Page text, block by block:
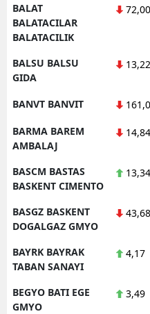
BALAT
BALATACILAR
BALATACILIK
72,00
BALSU BALSU
GIDA
13,22
BANVT BANVIT
BARMA BAREM
AMBALAJ
14,84
BASCM BASTAS
BASKENT CIMENTO
13,34
BASGZ BASKENT
DOGALGAZ GMYO
43,68
BAYRK BAYRAK
TABAN SANAYI
4,17
BEGYO BATI EGE
GMYO
3,49